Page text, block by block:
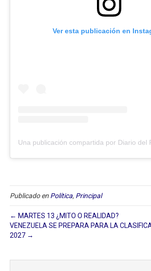
Ver esta publicación en
Publicado en Política, Principal
← MARTES 13 ¿MITO O REALIDAD?
VENEZUELA SE PREPARA PARA LA
2027 →